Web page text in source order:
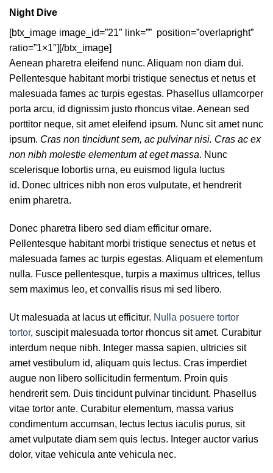
Night Dive
[btx_image image_id=”21″ link=”” position=”overlapright”
ratio=”1×1″][/btx_image]
Aenean pharetra eleifend nunc. Aliquam non diam dui.
Pellentesque habitant morbi tristique senectus et netus et
malesuada fames ac turpis egestas. Phasellus ullamcorper
porta arcu, id dignissim justo rhoncus vitae. Aenean sed
porttitor neque, sit amet eleifend ipsum. Nunc sit amet nunc
ipsum. Cras non tincidunt sem, ac pulvinar nisi. Cras ac ex
non nibh molestie elementum at eget massa. Nunc
scelerisque lobortis urna, eu euismod ligula luctus
id. Donec ultrices nibh non eros vulputate, et hendrerit
enim pharetra.
Donec pharetra libero sed diam efficitur ornare.
Pellentesque habitant morbi tristique senectus et netus et
malesuada fames ac turpis egestas. Aliquam et elementum
nulla. Fusce pellentesque, turpis a maximus ultrices, tellus
sem maximus leo, et convallis risus mi sed libero.
Ut malesuada at lacus ut efficitur. Nulla posuere tortor
tortor, suscipit malesuada tortor rhoncus sit amet. Curabitur
interdum neque nibh. Integer massa sapien, ultricies sit
amet vestibulum id, aliquam quis lectus. Cras imperdiet
augue non libero sollicitudin fermentum. Proin quis
hendrerit sem. Duis tincidunt pulvinar tincidunt. Phasellus
vitae tortor ante. Curabitur elementum, massa varius
condimentum accumsan, lectus lectus iaculis purus, sit
amet vulputate diam sem quis lectus. Integer auctor varius
dolor, vitae vehicula ante vehicula nec.